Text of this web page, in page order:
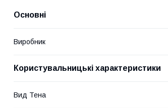
Основні
Виробник
Користувальницькі характеристики
Вид Тена